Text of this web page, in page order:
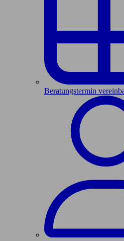
Beratungstermin